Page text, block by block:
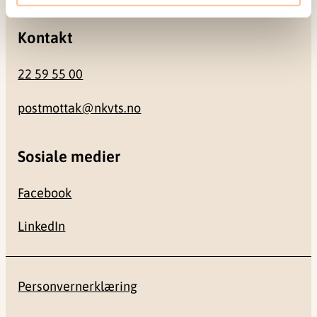
Kontakt
22 59 55 00
postmottak@nkvts.no
Sosiale medier
Facebook
LinkedIn
Personvernerklæring